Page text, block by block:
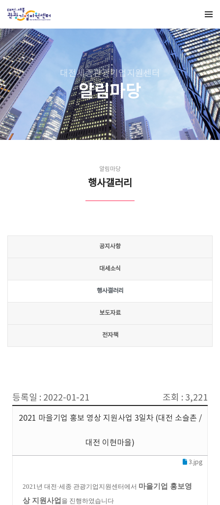
대전세종관광기업지원센터
알림마당
알림마당
행사갤러리
공지사항
대세소식
행사갤러리
보도자료
전자책
등록일 : 2022-01-21 조회 : 3,221
2021 마을기업 홍보 영상 지원사업 3일차 (대전 소슬촌 /
대전 이현마을)
3.jpg
2021년 대전·세종 관광기업지원센터에서 마을기업 홍보영
상 지원사업 을 진행하였습니다